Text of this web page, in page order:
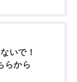
いで！
らから